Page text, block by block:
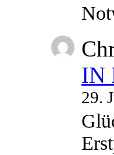
IN
29.